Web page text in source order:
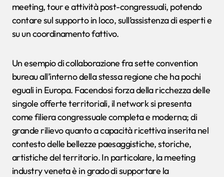
meeting, tour e attività post-congressuali, potendo
contare sul supporto in loco, sull’assistenza di esperti e
su un coordinamento fattivo.
Un esempio di collaborazione fra sette convention
bureau all’interno della stessa regione che ha pochi
eguali in Europa. Facendosi forza della ricchezza delle
singole offerte territoriali, il network si presenta
come filiera congressuale completa e moderna; di
grande rilievo quanto a capacità ricettiva inserita nel
contesto delle bellezze paesaggistiche, storiche,
artistiche del territorio. In particolare, la meeting
industry veneta è in grado di supportare la